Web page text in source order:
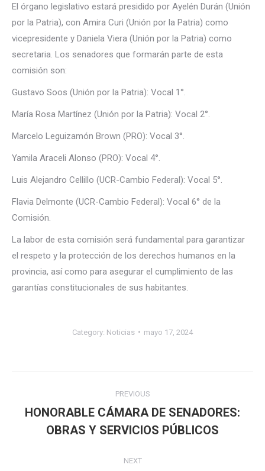
El órgano legislativo estará presidido por Ayelén Durán (Unión
por la Patria), con Amira Curi (Unión por la Patria) como
vicepresidente y Daniela Viera (Unión por la Patria) como
secretaria. Los senadores que formarán parte de esta
comisión son:
Gustavo Soos (Unión por la Patria): Vocal 1°.
María Rosa Martínez (Unión por la Patria): Vocal 2°.
Marcelo Leguizamón Brown (PRO): Vocal 3°.
Yamila Araceli Alonso (PRO): Vocal 4°.
Luis Alejandro Cellillo (UCR-Cambio Federal): Vocal 5°.
Flavia Delmonte (UCR-Cambio Federal): Vocal 6° de la
Comisión.
La labor de esta comisión será fundamental para garantizar
el respeto y la protección de los derechos humanos en la
provincia, así como para asegurar el cumplimiento de las
garantías constitucionales de sus habitantes.
Category: Noticias mayo 17, 2024
navigation
PREVIOUS
Previous
post:
HONORABLE CÁMARA DE SENADORES:
OBRAS Y SERVICIOS PÚBLICOS
NEXT